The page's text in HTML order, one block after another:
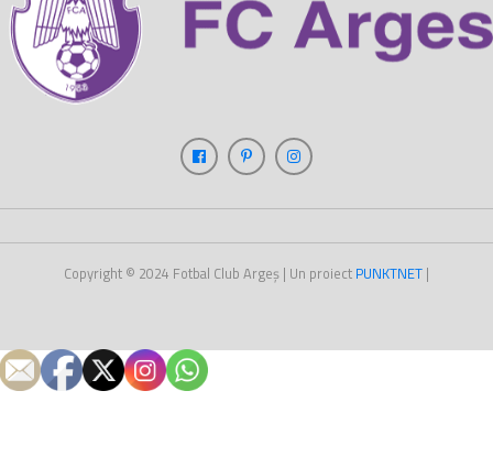
Copyright © 2024 Fotbal Club Argeș | Un proiect PUNKTNET |